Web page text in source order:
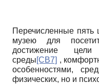
Перечисленные пять
музею для
достижение цели
среды[СВ7] ,
особенностями,
физических, но и